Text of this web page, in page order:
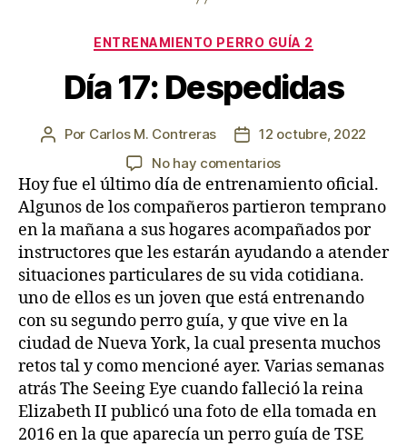
Categorías
ENTRENAMIENTO PERRO GUÍA 2
Día 17: Despedidas
Autor
la
entrada
Por Carlos M. Contreras
Fecha
de
entrada
12 octubre, 2022
No hay comentariosen
Día
17:
Despedidas
Hoy fue el último día de entrenamiento oficial.
Algunos de los compañeros partieron temprano
en la mañana a sus hogares acompañados por
instructores que les estarán ayudando a atender
situaciones particulares de su vida cotidiana.
uno de ellos es un joven que está entrenando
con su segundo perro guía, y que vive en la
ciudad de Nueva York, la cual presenta muchos
retos tal y como mencioné ayer. Varias semanas
atrás The Seeing Eye cuando falleció la reina
Elizabeth II publicó una foto de ella tomada en
2016 en la que aparecía un perro guía de TSE